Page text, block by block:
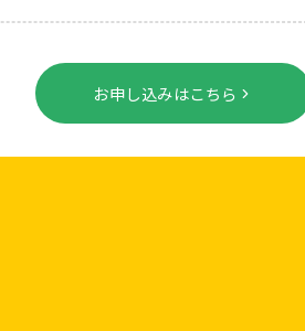
お申し込みはこちら